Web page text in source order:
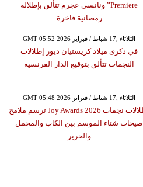
Premiere” ونانسي عجرم تتألق بإطلالة
رمضانية فاخرة
GMT 05:52 2026 الثلاثاء ,17 شباط / فبراير
في ذكرى ميلاد كريستيان ديور إطلالات
النجمات تتألق بتوقيع الدار الفرنسية
GMT 05:48 2026 الثلاثاء ,17 شباط / فبراير
إطلالات نجمات Joy Awards 2026 ترسم ملامح
صيحات شتاء الموسم بين الكاب والمخمل
والحرير